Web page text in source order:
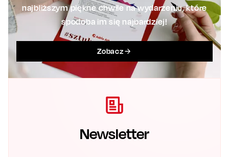
najbliższym piękne chwile na wydarzeniu, które
spodoba im się najbardziej!
Zobacz
Newsletter